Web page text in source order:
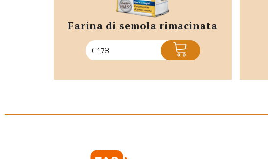
farina di semola rimacinata
€1,78 ACQUISTA